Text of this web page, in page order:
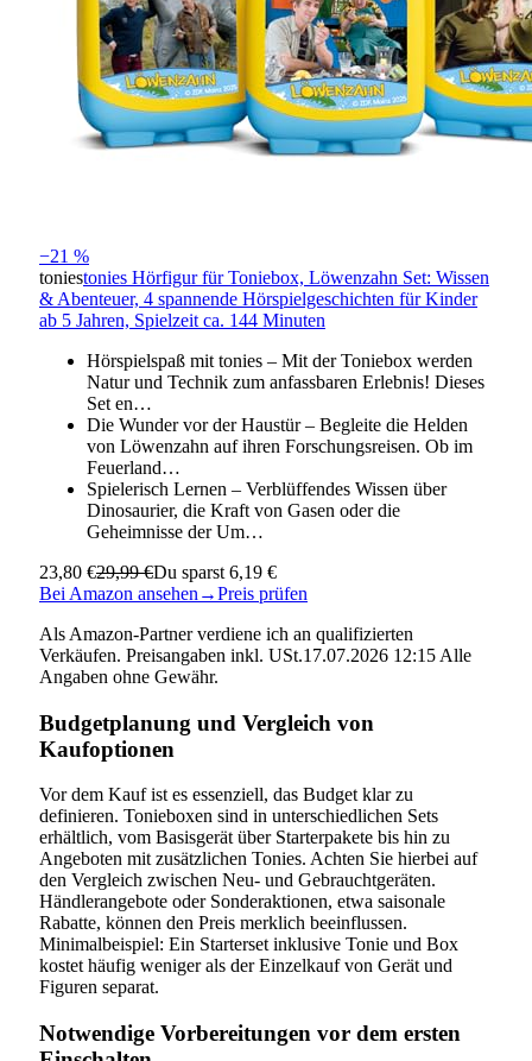
−21 %
toniestonies Hörfigur für Toniebox, Löwenzahn Set: Wissen
& Abenteuer, 4 spannende Hörspielgeschichten für Kinder
ab 5 Jahren, Spielzeit ca. 144 Minuten
Hörspielspaß mit tonies – Mit der Toniebox werden
Natur und Technik zum anfassbaren Erlebnis! Dieses
Set en…
Die Wunder vor der Haustür – Begleite die Helden
von Löwenzahn auf ihren Forschungsreisen. Ob im
Feuerland…
Spielerisch Lernen – Verblüffendes Wissen über
Dinosaurier, die Kraft von Gasen oder die
Geheimnisse der Um…
23,80 €29,99 €Du sparst 6,19 €
Bei Amazon ansehen →Preis prüfen
Als Amazon-Partner verdiene ich an qualifizierten
Verkäufen. Preisangaben inkl. USt.17.07.2026 12:15 Alle
Angaben ohne Gewähr.
Budgetplanung und Vergleich von
Kaufoptionen
Vor dem Kauf ist es essenziell, das Budget klar zu
definieren. Tonieboxen sind in unterschiedlichen Sets
erhältlich, vom Basisgerät über Starterpakete bis hin zu
Angeboten mit zusätzlichen Tonies. Achten Sie hierbei auf
den Vergleich zwischen Neu- und Gebrauchtgeräten.
Händlerangebote oder Sonderaktionen, etwa saisonale
Rabatte, können den Preis merklich beeinflussen.
Minimalbeispiel: Ein Starterset inklusive Tonie und Box
kostet häufig weniger als der Einzelkauf von Gerät und
Figuren separat.
Notwendige Vorbereitungen vor dem ersten